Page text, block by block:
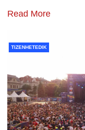
Read More
TIZENHETEDIK